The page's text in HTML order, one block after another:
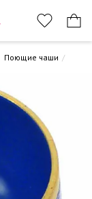
Поющие чаши